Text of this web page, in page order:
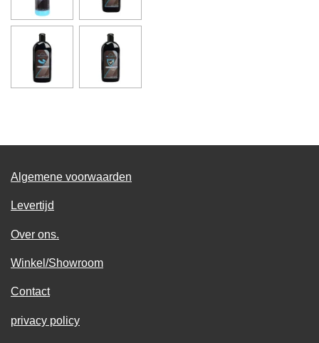
Algemene voorwaarden
Levertijd
Over ons.
Winkel/Showroom
Contact
privacy policy